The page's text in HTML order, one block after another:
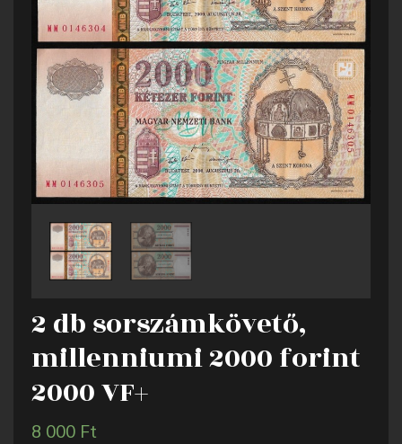
2 db sorszámkövető,
millenniumi 2000 forint
2000 VF+
8 000 Ft